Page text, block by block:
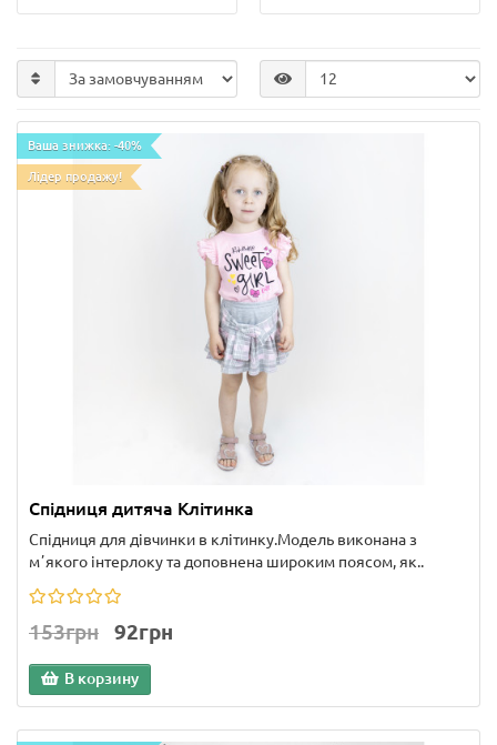
Ваша знижка: -40%
Лідер продажу!
Спідниця дитяча Клітинка
Спідниця для дівчинки в клітинку.Модель виконана з
мʼякого інтерлоку та доповнена широким поясом, як..
153грн 92грн
В корзину